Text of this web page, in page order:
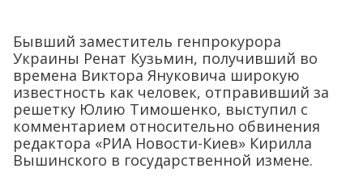
Бывший заместитель генпрокурора
Украины Ренат Кузьмин, получивший во
времена Виктора Януковича широкую
известность как человек, отправивший за
решетку Юлию Тимошенко, выступил с
комментарием относительно обвинения
редактора «РИА Новости-Киев» Кирилла
Вышинского в государственной измене.